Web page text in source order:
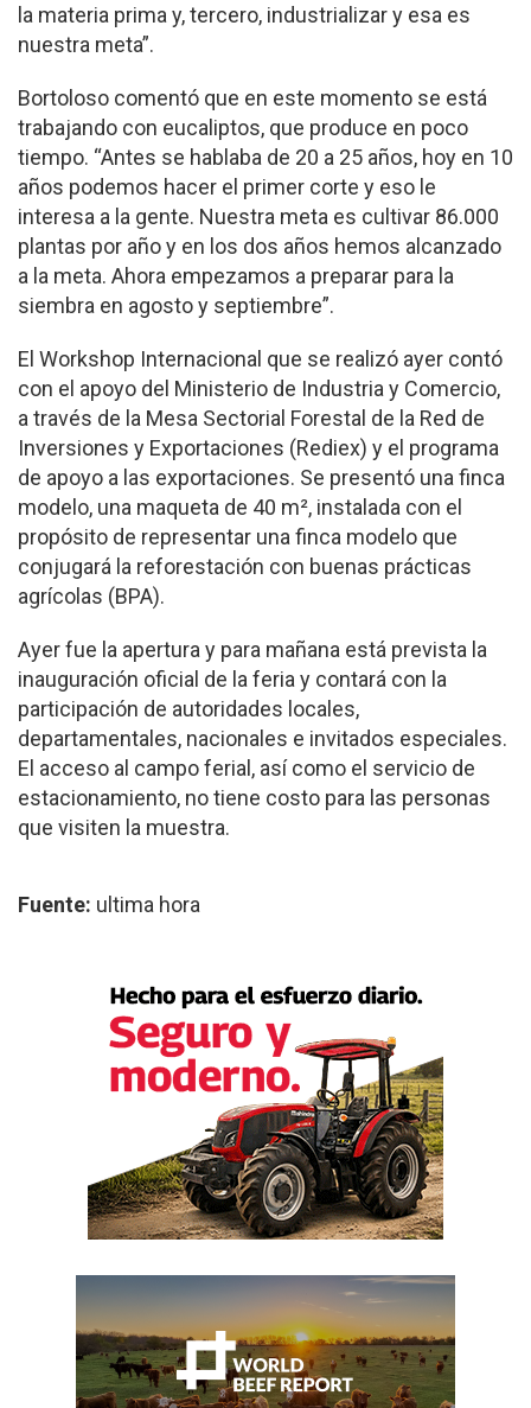
la materia prima y, tercero, industrializar y esa es
nuestra meta”.
Bortoloso comentó que en este momento se está
trabajando con eucaliptos, que produce en poco
tiempo. “Antes se hablaba de 20 a 25 años, hoy en 10
años podemos hacer el primer corte y eso le
interesa a la gente. Nuestra meta es cultivar 86.000
plantas por año y en los dos años hemos alcanzado
a la meta. Ahora empezamos a preparar para la
siembra en agosto y septiembre”.
El Workshop Internacional que se realizó ayer contó
con el apoyo del Ministerio de Industria y Comercio,
a través de la Mesa Sectorial Forestal de la Red de
Inversiones y Exportaciones (Rediex) y el programa
de apoyo a las exportaciones. Se presentó una finca
modelo, una maqueta de 40 m², instalada con el
propósito de representar una finca modelo que
conjugará la reforestación con buenas prácticas
agrícolas (BPA).
Ayer fue la apertura y para mañana está prevista la
inauguración oficial de la feria y contará con la
participación de autoridades locales,
departamentales, nacionales e invitados especiales.
El acceso al campo ferial, así como el servicio de
estacionamiento, no tiene costo para las personas
que visiten la muestra.
Fuente: ultima hora